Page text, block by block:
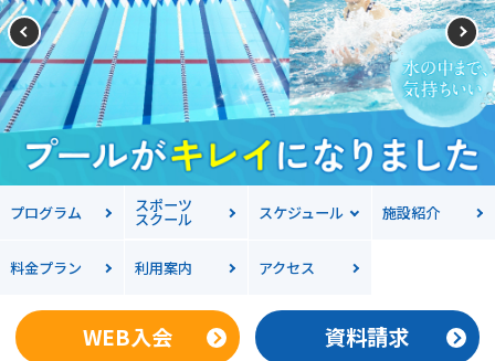
プログラム スポーツ
スクール スケジュール 施設紹介
料金プラン 利用案内 アクセス
WEB入会 資料請求